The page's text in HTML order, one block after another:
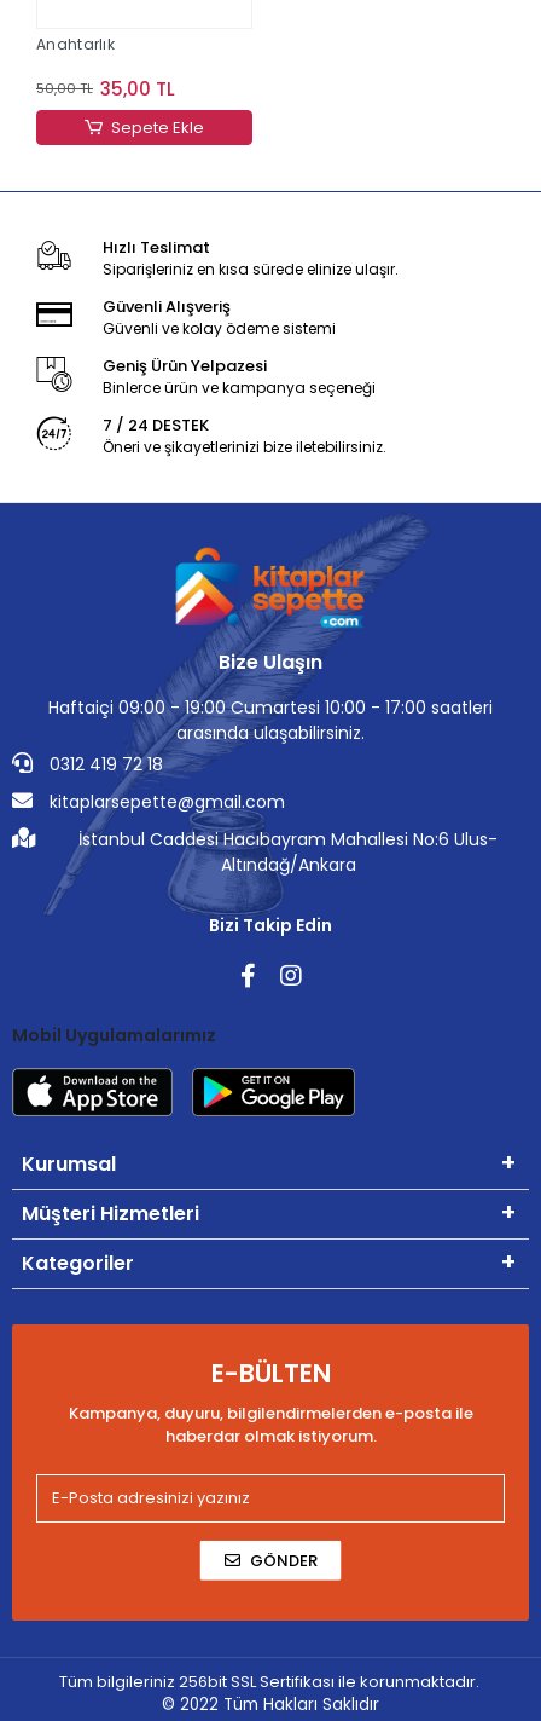
Anahtarlık
50,00 TL 35,00 TL
Sepete Ekle
Hızlı Teslimat
Siparişleriniz en kısa sürede elinize ulaşır.
Güvenli Alışveriş
Güvenli ve kolay ödeme sistemi
Geniş Ürün Yelpazesi
Binlerce ürün ve kampanya seçeneği
7 / 24 DESTEK
Öneri ve şikayetlerinizi bize iletebilirsiniz.
Bize Ulaşın
Haftaiçi 09:00 - 19:00 Cumartesi 10:00 - 17:00 saatleri
arasında ulaşabilirsiniz.
0312 419 72 18
kitaplarsepette@gmail.com
İstanbul Caddesi Hacıbayram Mahallesi No:6 Ulus-
Altındağ/Ankara
Bizi Takip Edin
Mobil Uygulamalarımız
Kurumsal
Müşteri Hizmetleri
Kategoriler
E-BÜLTEN
Kampanya, duyuru, bilgilendirmelerden e-posta ile
haberdar olmak istiyorum.
GÖNDER
Tüm bilgileriniz 256bit SSL Sertifikası ile korunmaktadır.
© 2022 Tüm Hakları Saklıdır